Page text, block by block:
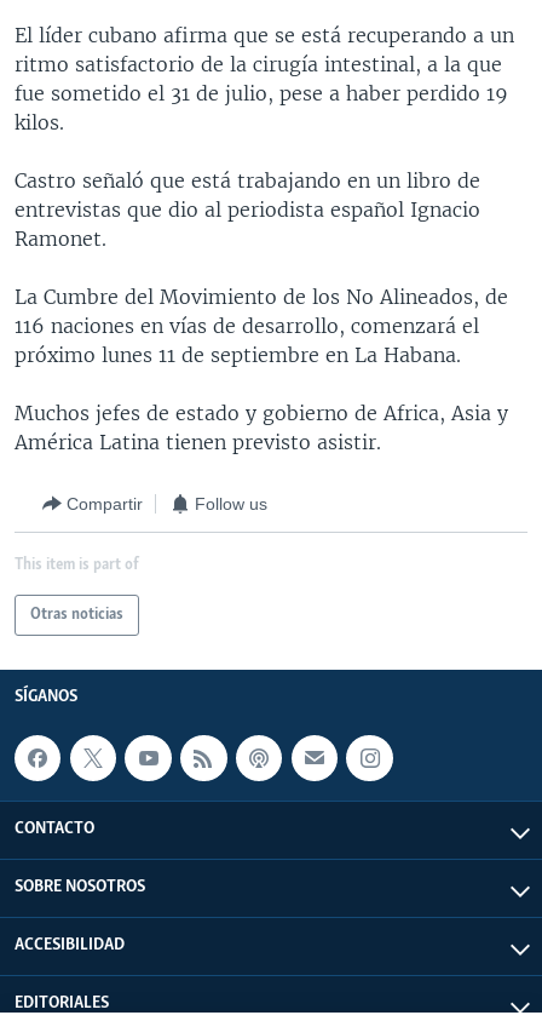
TECNOLOGÍA
DEPORTES
CIENCIA Y SALUD
FOTOGRAFÍA
AUDIOS
EL MUNDO AL DÍA
FORO INTERAMERICANO
VISIÓN 360
LAS CLAVES
PANORAMA
RADIO
AVANCE INFORMATIVO
AUDIONOTICIAS
BUENOS DÍAS AMÉRICA
ESTADOS UNIDOS AL DÍA
FORO [RADIO]
DEPORTIVO INTERNACIONAL
ENTRETENIMIENTO
DIRECT
DOCUMENTALES DE LA VOA
El líder cubano afirma que se está recuperando a un
ritmo satisfactorio de la cirugía intestinal, a la que
fue sometido el 31 de julio, pese a haber perdido 19
kilos.
Castro señaló que está trabajando en un libro de
entrevistas que dio al periodista español Ignacio
Ramonet.
La Cumbre del Movimiento de los No Alineados, de
116 naciones en vías de desarrollo, comenzará el
próximo lunes 11 de septiembre en La Habana.
Muchos jefes de estado y gobierno de Africa, Asia y
América Latina tienen previsto asistir.
Compartir Follow us
This item is part of
Otras noticias
SÍGANOS
CONTACTO
SOBRE NOSOTROS
ACCESIBILIDAD
EDITORIALES